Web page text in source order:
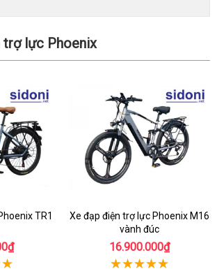
lực Phoenix
TR1
Xe đạp điện trợ lực Phoenix M16
vành đúc
16.900.000₫